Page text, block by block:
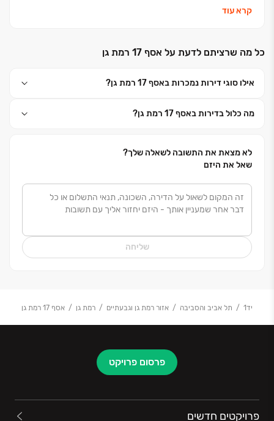
אנחנו בקבוצת רוזיו מאמינים שכל פרויקט, בכל סדר גודל
את הצלחת הקבוצה אנחנו חבים ליצירה המשותפת עם
אנחנו יוצקים את היסודות האיתנים של הקבוצה,
נעימה.
קרא עוד
כל מה שרציתם לדעת על אסף 17 רמת גן
אילו סוגי דירות נמכרות באסף 17 רמת גן?
מה כלול בדירות באסף 17 רמת גן?
לא מצאת את התשובה לשאלה שלך?
שאל את היזם
שליחה
יד1 תל אביב והסביבה אזור רמת גן וגבעתיים רמת גן אסף 17 רמת גן
פרסום פרויקט
פרויקטים חדשים